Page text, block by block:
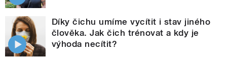
Díky čichu umíme vycítit i stav jiného
člověka. Jak čich trénovat a kdy je
výhoda necítit?